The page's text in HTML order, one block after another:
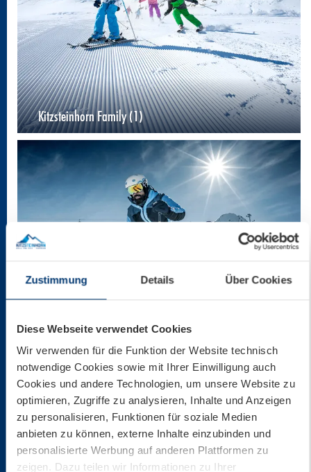
Zustimmung Details Über Cookies
Diese Webseite verwendet Cookies
Wir verwenden für die Funktion der Website technisch
notwendige Cookies sowie mit Ihrer Einwilligung auch
Cookies und andere Technologien, um unsere Website zu
optimieren, Zugriffe zu analysieren, Inhalte und Anzeigen
zu personalisieren, Funktionen für soziale Medien
anbieten zu können, externe Inhalte einzubinden und
personalisierte Werbung auf anderen Plattformen zu
zeigen. Dazu teilen wir Informationen zu Ihrer
Kitzsteinhorn Family (1)
Kitzsteinhorn Family (2)